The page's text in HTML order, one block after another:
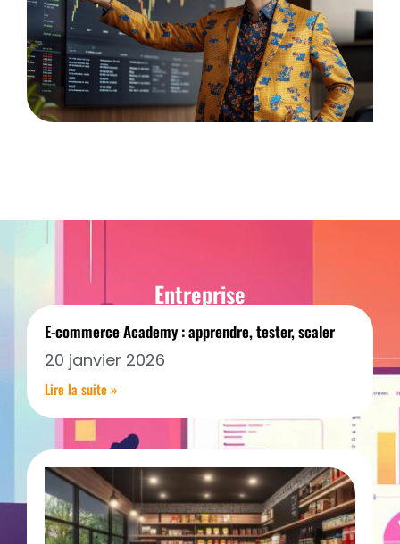
Entreprise
E-commerce Academy : apprendre, tester, scaler
20 janvier 2026
Lire la suite »